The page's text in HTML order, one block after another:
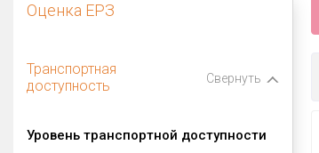
Оценка ЕРЗ
Транспортная
доступность
Свернуть
Уровень транспортной доступности